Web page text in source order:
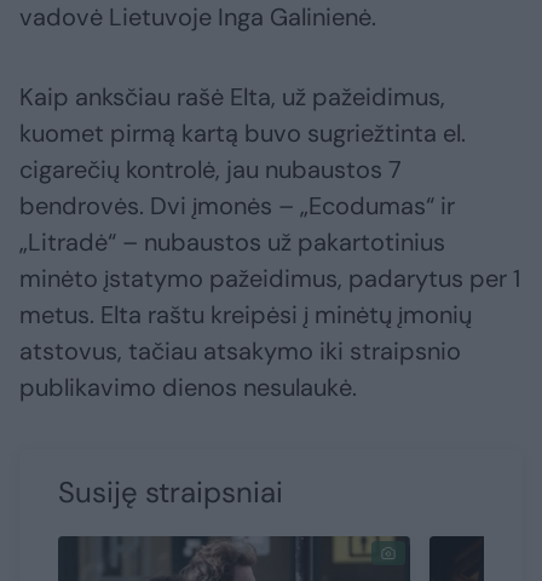
vadovė Lietuvoje Inga Galinienė.
Kaip anksčiau rašė Elta, už pažeidimus,
kuomet pirmą kartą buvo sugriežtinta el.
cigarečių kontrolė, jau nubaustos 7
bendrovės. Dvi įmonės – „Ecodumas“ ir
„Litradė“ – nubaustos už pakartotinius
minėto įstatymo pažeidimus, padarytus per 1
metus. Elta raštu kreipėsi į minėtų įmonių
atstovus, tačiau atsakymo iki straipsnio
publikavimo dienos nesulaukė.
Susiję straipsniai